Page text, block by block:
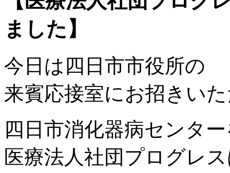
ました】
今日は四日市市役所の
来賓応接室にお招きい
四日市消化器病センタ
医療法人社団プログレ